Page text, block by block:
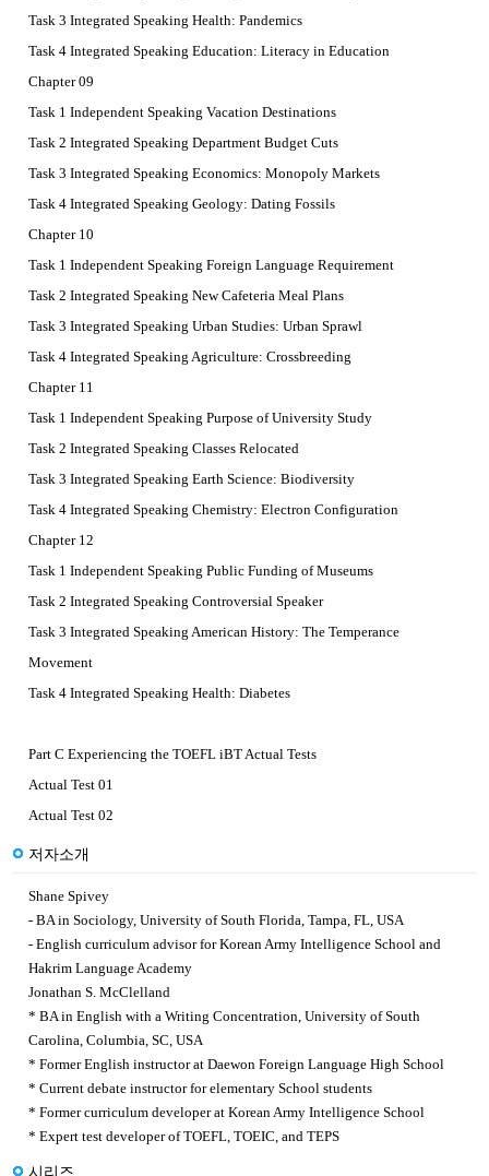
Task 3 Integrated Speaking Health: Pandemics
Task 4 Integrated Speaking Education: Literacy in Education
Chapter 09
Task 1 Independent Speaking Vacation Destinations
Task 2 Integrated Speaking Department Budget Cuts
Task 3 Integrated Speaking Economics: Monopoly Markets
Task 4 Integrated Speaking Geology: Dating Fossils
Chapter 10
Task 1 Independent Speaking Foreign Language Requirement
Task 2 Integrated Speaking New Cafeteria Meal Plans
Task 3 Integrated Speaking Urban Studies: Urban Sprawl
Task 4 Integrated Speaking Agriculture: Crossbreeding
Chapter 11
Task 1 Independent Speaking Purpose of University Study
Task 2 Integrated Speaking Classes Relocated
Task 3 Integrated Speaking Earth Science: Biodiversity
Task 4 Integrated Speaking Chemistry: Electron Configuration
Chapter 12
Task 1 Independent Speaking Public Funding of Museums
Task 2 Integrated Speaking Controversial Speaker
Task 3 Integrated Speaking American History: The Temperance
Movement
Task 4 Integrated Speaking Health: Diabetes
Part C Experiencing the TOEFL iBT Actual Tests
Actual Test 01
Actual Test 02
저자소개
Shane Spivey
- BA in Sociology, University of South Florida, Tampa, FL, USA
- English curriculum advisor for Korean Army Intelligence School and
Hakrim Language Academy
Jonathan S. McClelland
* BA in English with a Writing Concentration, University of South
Carolina, Columbia, SC, USA
* Former English instructor at Daewon Foreign Language High School
* Current debate instructor for elementary School students
* Former curriculum developer at Korean Army Intelligence School
* Expert test developer of TOEFL, TOEIC, and TEPS
시리즈